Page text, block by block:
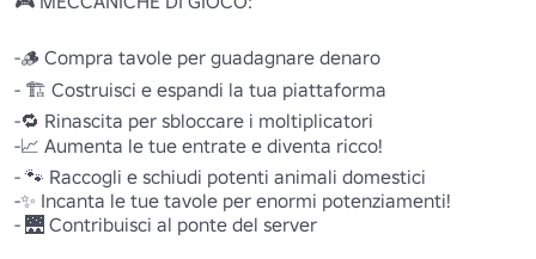
-🪵 Compra tavole per guadagnare denaro
- 🏗️ Costruisci e espandi la tua piattaforma
-🔁 Rinascita per sbloccare i moltiplicatori
-📈 Aumenta le tue entrate e diventa ricco!
- 🐾 Raccogli e schiudi potenti animali domestici
-✨ Incanta le tue tavole per enormi potenziamenti!
- 🌉 Contribuisci al ponte del server